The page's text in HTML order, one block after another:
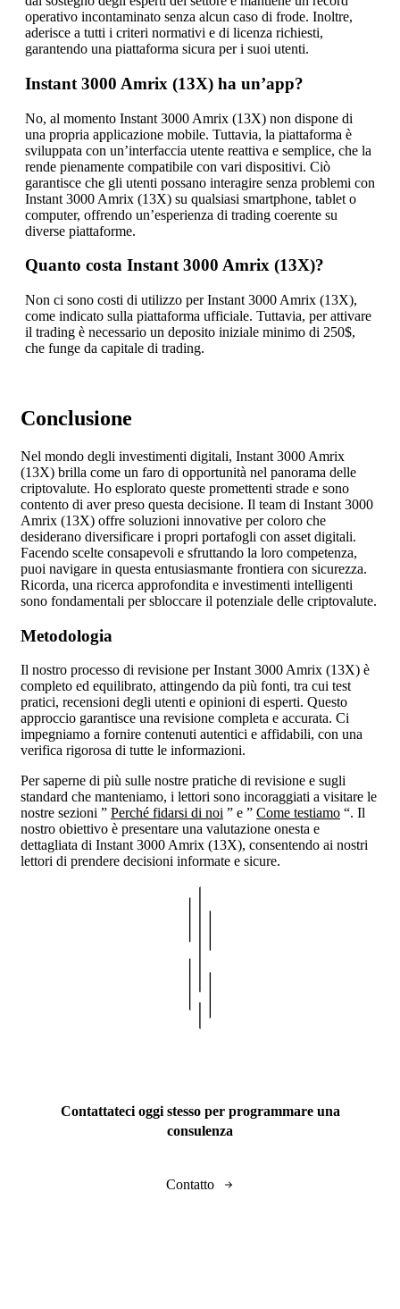
operativo incontaminato senza alcun caso di frode. Inoltre,
aderisce a tutti i criteri normativi e di licenza richiesti,
garantendo una piattaforma sicura per i suoi utenti.
Instant 3000 Amrix (13X) ha un’app?
No, al momento Instant 3000 Amrix (13X) non dispone di
una propria applicazione mobile. Tuttavia, la piattaforma è
sviluppata con un’interfaccia utente reattiva e semplice, che la
rende pienamente compatibile con vari dispositivi. Ciò
garantisce che gli utenti possano interagire senza problemi con
Instant 3000 Amrix (13X) su qualsiasi smartphone, tablet o
computer, offrendo un’esperienza di trading coerente su
diverse piattaforme.
Quanto costa Instant 3000 Amrix (13X)?
Non ci sono costi di utilizzo per Instant 3000 Amrix (13X),
come indicato sulla piattaforma ufficiale. Tuttavia, per attivare
il trading è necessario un deposito iniziale minimo di 250$,
che funge da capitale di trading.
Conclusione
Nel mondo degli investimenti digitali, Instant 3000 Amrix
(13X) brilla come un faro di opportunità nel panorama delle
criptovalute. Ho esplorato queste promettenti strade e sono
contento di aver preso questa decisione. Il team di Instant 3000
Amrix (13X) offre soluzioni innovative per coloro che
desiderano diversificare i propri portafogli con asset digitali.
Facendo scelte consapevoli e sfruttando la loro competenza,
puoi navigare in questa entusiasmante frontiera con sicurezza.
Ricorda, una ricerca approfondita e investimenti intelligenti
sono fondamentali per sbloccare il potenziale delle criptovalute.
Metodologia
Il nostro processo di revisione per Instant 3000 Amrix (13X) è
completo ed equilibrato, attingendo da più fonti, tra cui test
pratici, recensioni degli utenti e opinioni di esperti. Questo
approccio garantisce una revisione completa e accurata. Ci
impegniamo a fornire contenuti autentici e affidabili, con una
verifica rigorosa di tutte le informazioni.
Per saperne di più sulle nostre pratiche di revisione e sugli
standard che manteniamo, i lettori sono incoraggiati a visitare le
nostre sezioni ” Perché fidarsi di noi ” e ” Come testiamo “. Il
nostro obiettivo è presentare una valutazione onesta e
dettagliata di Instant 3000 Amrix (13X), consentendo ai nostri
lettori di prendere decisioni informate e sicure.
Contattateci oggi stesso per programmare una
consulenza
Contatto